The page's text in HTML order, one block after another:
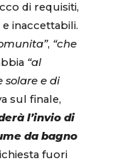
di requisiti,
inaccettabili.
, “che
“al
solare e di
sul finale,
l’invio di
da bagno
fuori